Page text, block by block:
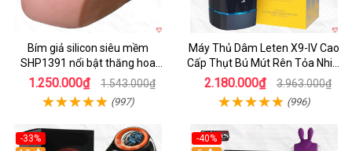
Bím giả silicon siêu mềm
SHP1391 nổi bật thăng hoa
hoàn hảo
1.250.000₫ 1.543.000₫
(997)
Máy Thủ Dâm Leten X9-IV Cao
Cấp Thụt Bú Mút Rên Tỏa Nhiệt
Sạc Pin
2.180.000₫ 3.963.000₫
(996)
-33%
-40%